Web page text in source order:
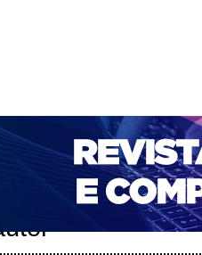
ACESSO CADASTRO
DE REVISTAS DA UNIFACS
NOVA SUBMISSÃO